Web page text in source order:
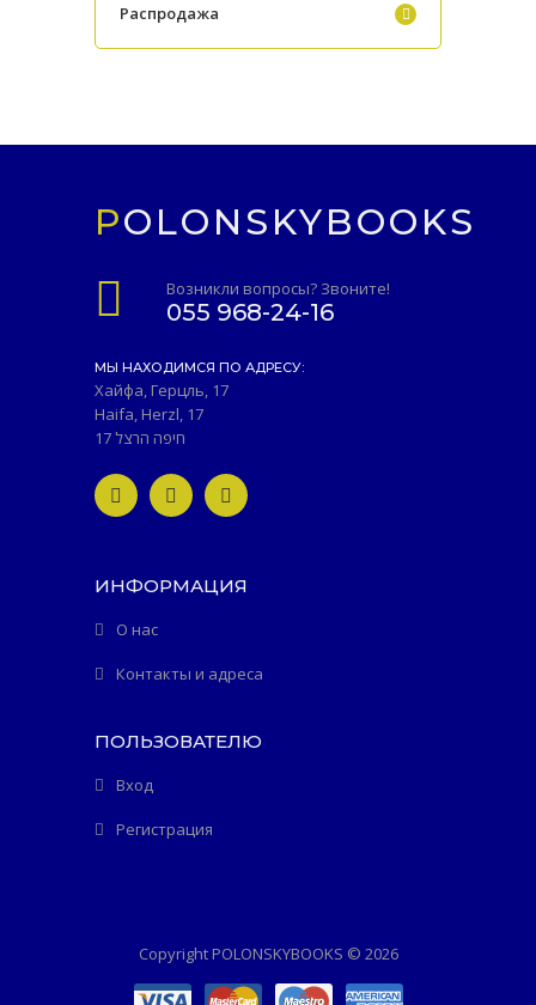
Распродажа
POLONSKYBOOKS
Возникли вопросы? Звоните!
055 968-24-16
МЫ НАХОДИМСЯ ПО АДРЕСУ:
Хайфа, Герцль, 17
Haifa, Herzl, 17
חיפה הרצל 17
ИНФОРМАЦИЯ
О нас
Контакты и адреса
ПОЛЬЗОВАТЕЛЮ
Вход
Регистрация
Copyright POLONSKYBOOKS © 2026